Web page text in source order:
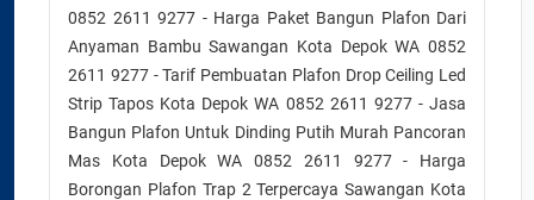
0852 2611 9277 - Harga Paket Bangun Plafon Dari
Anyaman Bambu Sawangan Kota Depok WA 0852
2611 9277 - Tarif Pembuatan Plafon Drop Ceiling Led
Strip Tapos Kota Depok WA 0852 2611 9277 - Jasa
Bangun Plafon Untuk Dinding Putih Murah Pancoran
Mas Kota Depok WA 0852 2611 9277 - Harga
Borongan Plafon Trap 2 Terpercaya Sawangan Kota